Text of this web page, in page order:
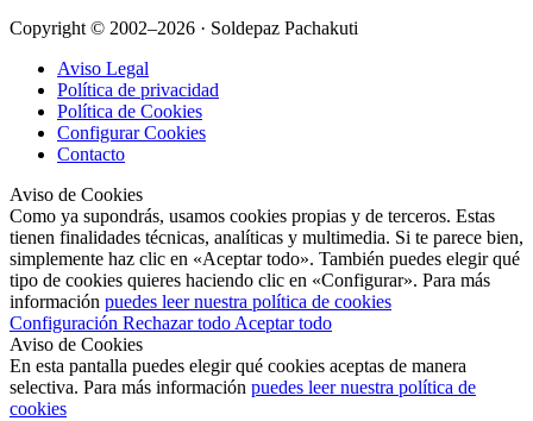
Copyright © 2002–2026 · Soldepaz Pachakuti
Aviso Legal
Política de privacidad
Política de Cookies
Configurar Cookies
Contacto
Aviso de Cookies
Como ya supondrás, usamos cookies propias y de terceros. Estas
tienen finalidades técnicas, analíticas y multimedia. Si te parece bien,
simplemente haz clic en «Aceptar todo». También puedes elegir qué
tipo de cookies quieres haciendo clic en «Configurar». Para más
información puedes leer nuestra política de cookies
Configuración Rechazar todo Aceptar todo
Aviso de Cookies
En esta pantalla puedes elegir qué cookies aceptas de manera
selectiva. Para más información puedes leer nuestra política de
cookies